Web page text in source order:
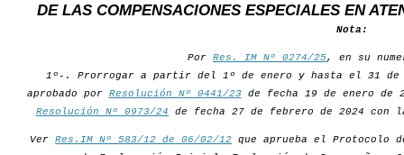
DE LAS COMPENSACIONES ESPECIALES EN
Nota:
Por Res. IM Nº 0274/25, en su
1º-. Prorrogar a partir del 1º de enero y hasta el 31 de
aprobado por Resolución Nº 0441/23de fecha 19 de enero de
Resolución Nº 0973/24 de fecha 27 de febrero de 2024 con
Ver Res.IM Nº 583/12 de 06/02/12 que aprueba el Protocolo